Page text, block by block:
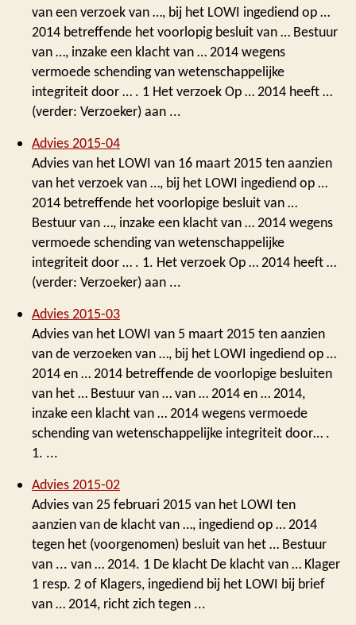
van een verzoek van …, bij het LOWI ingediend op …
2014 betreffende het voorlopig besluit van … Bestuur
van …, inzake een klacht van … 2014 wegens
vermoede schending van wetenschappelijke
integriteit door … . 1 Het verzoek Op … 2014 heeft …
(verder: Verzoeker) aan ...
Advies 2015-04
Advies van het LOWI van 16 maart 2015 ten aanzien
van het verzoek van …, bij het LOWI ingediend op …
2014 betreffende het voorlopige besluit van …
Bestuur van …, inzake een klacht van … 2014 wegens
vermoede schending van wetenschappelijke
integriteit door … . 1. Het verzoek Op … 2014 heeft …
(verder: Verzoeker) aan ...
Advies 2015-03
Advies van het LOWI van 5 maart 2015 ten aanzien
van de verzoeken van …, bij het LOWI ingediend op …
2014 en … 2014 betreffende de voorlopige besluiten
van het … Bestuur van … van … 2014 en … 2014,
inzake een klacht van … 2014 wegens vermoede
schending van wetenschappelijke integriteit door… .
1. ...
Advies 2015-02
Advies van 25 februari 2015 van het LOWI ten
aanzien van de klacht van …, ingediend op … 2014
tegen het (voorgenomen) besluit van het … Bestuur
van ... van … 2014. 1 De klacht De klacht van … Klager
1 resp. 2 of Klagers, ingediend bij het LOWI bij brief
van … 2014, richt zich tegen ...